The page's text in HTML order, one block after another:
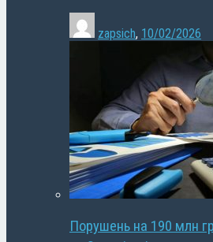
zapsich, 10/02/2026
Порушень на 190 млн